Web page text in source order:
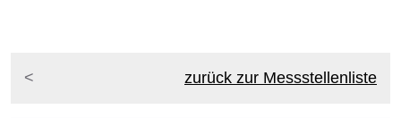
zurück zur Messstellenliste